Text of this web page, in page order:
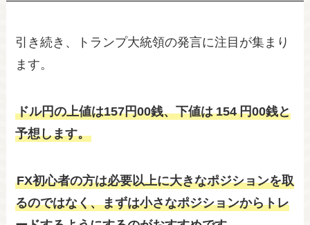
引き続き、トランプ大統領の発言に注目が集まり
ます。
ドル円の上値は157円00銭、下値は 154 円00銭と
予想します。
FX初心者の方は必要以上に大きなポジションを取
るのではなく、まずは小さなポジションからトレ